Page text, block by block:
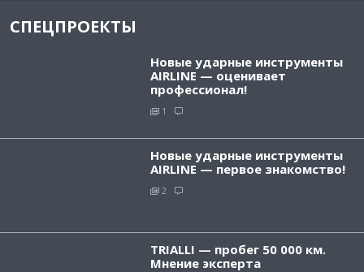
СПЕЦПРОЕКТЫ
Новые ударные инструменты
AIRLINE — оценивает
профессионал!
1
Новые ударные инструменты
AIRLINE — первое знакомство!
2
TRIALLI — пробег 50 000 км.
Мнение эксперта